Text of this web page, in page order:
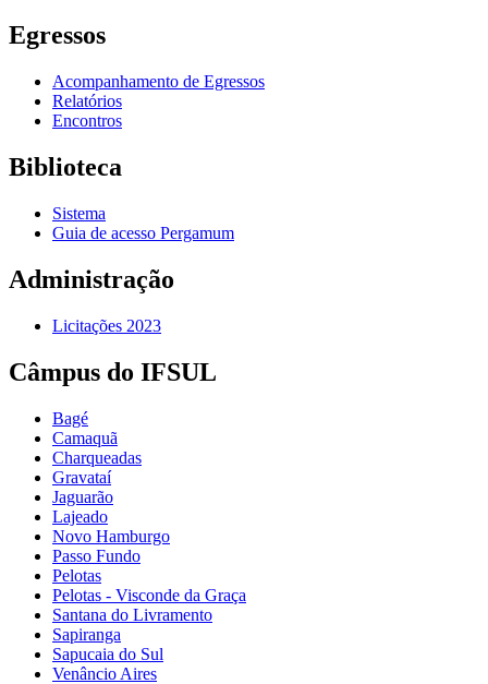
Egressos
Acompanhamento de Egressos
Relatórios
Encontros
Biblioteca
Sistema
Guia de acesso Pergamum
Administração
Licitações 2023
Câmpus do IFSUL
Bagé
Camaquã
Charqueadas
Gravataí
Jaguarão
Lajeado
Novo Hamburgo
Passo Fundo
Pelotas
Pelotas - Visconde da Graça
Santana do Livramento
Sapiranga
Sapucaia do Sul
Venâncio Aires